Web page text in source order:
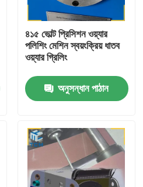
৪১৫ ভোল্ট প্রিসিশন ওয়্যার
পলিশিং মেশিন স্বয়ংক্রিয় ধাতব
ওয়্যার গ্রিলিং
অনুসন্ধান পাঠান